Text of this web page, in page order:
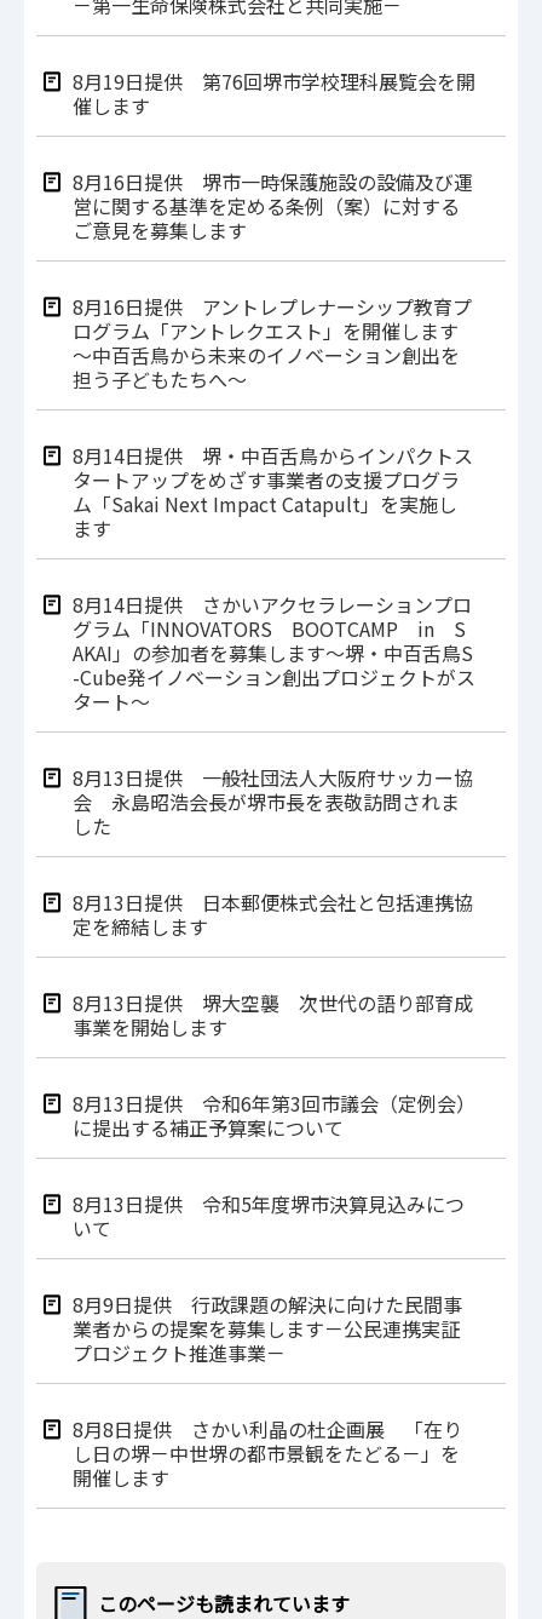
8月19日提供 第76回堺市学校理科展覧会を開
催します
8月16日提供 堺市一時保護施設の設備及び運
営に関する基準を定める条例（案）に対する
ご意見を募集します
8月16日提供 アントレプレナーシップ教育プ
ログラム「アントレクエスト」を開催します
～中百舌鳥から未来のイノベーション創出を
担う子どもたちへ～
8月14日提供 堺・中百舌鳥からインパクトス
タートアップをめざす事業者の支援プログラ
ム「Sakai Next Impact Catapult」を実施し
ます
8月14日提供 さかいアクセラレーションプロ
グラム「INNOVATORS BOOTCAMP in S
AKAI」の参加者を募集します～堺・中百舌鳥S
-Cube発イノベーション創出プロジェクトがス
タート～
8月13日提供 一般社団法人大阪府サッカー協
会 永島昭浩会長が堺市長を表敬訪問されま
した
8月13日提供 日本郵便株式会社と包括連携協
定を締結します
8月13日提供 堺大空襲 次世代の語り部育成
事業を開始します
8月13日提供 令和6年第3回市議会（定例会）
に提出する補正予算案について
8月13日提供 令和5年度堺市決算見込みにつ
いて
8月9日提供 行政課題の解決に向けた民間事
業者からの提案を募集します－公民連携実証
プロジェクト推進事業－
8月8日提供 さかい利晶の杜企画展 「在り
し日の堺－中世堺の都市景観をたどる－」を
開催します
このページも読まれています